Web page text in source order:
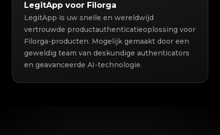
LegitApp voor Filorga
LegitApp is uw snelle en wereldwijd
vertrouwde productauthenticatieoplossing voor
Filorga-producten. Mogelijk gemaakt door een
geweldig team van deskundige authenticators
en geavanceerde AI-technologie.